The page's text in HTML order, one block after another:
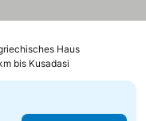
HausPreise
bis Kusadasi